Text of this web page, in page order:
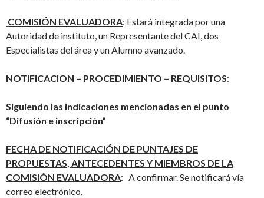
COMISIÓN EVALUADORA: Estará integrada por una
Autoridad de instituto, un Representante del CAI, dos
Especialistas del área y un Alumno avanzado.
NOTIFICACION – PROCEDIMIENTO – REQUISITOS:
Siguiendo las indicaciones mencionadas en el punto
“Difusión e inscripción”
FECHA DE NOTIFICACIÓN DE PUNTAJES DE
PROPUESTAS, ANTECEDENTES Y MIEMBROS DE LA
COMISIÓN EVALUADORA: A confirmar. Se notificará vía
correo electrónico.